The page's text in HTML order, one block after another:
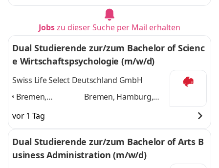
Jobszu dieser Suche per Mail erhalten
Dual Studierende zur/zum Bachelor of Scienc
e Wirtschaftspsychologie (m/w/d)
Swiss Life Select Deutschland GmbH
Bremen,
Hannover,
Münster, Herford,
Stuttgart,
Bremen, Hamburg,
4 weitere
vor 1 Tag
Dual Studierende zur/zum Bachelor of Arts B
usiness Administration (m/w/d)